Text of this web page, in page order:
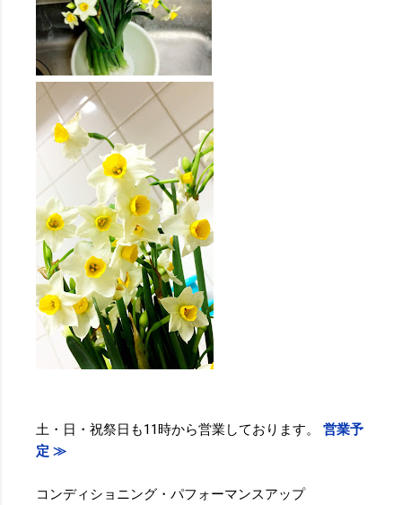
土・日・祝祭日も11時から営業しております。 営業予
定 ≫
コンディショニング・パフォーマンスアップ